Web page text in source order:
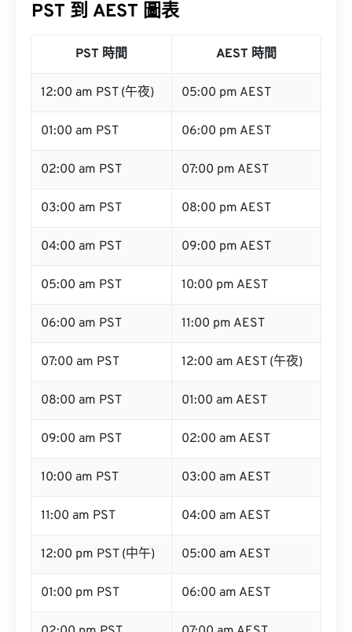
PST 到 AEST 圖表
PST 時間 AEST 時間
12:00 am PST (午夜) 05:00 pm AEST
01:00 am PST 06:00 pm AEST
02:00 am PST 07:00 pm AEST
03:00 am PST 08:00 pm AEST
04:00 am PST 09:00 pm AEST
05:00 am PST 10:00 pm AEST
06:00 am PST 11:00 pm AEST
07:00 am PST 12:00 am AEST (午夜)
08:00 am PST 01:00 am AEST
09:00 am PST 02:00 am AEST
10:00 am PST 03:00 am AEST
11:00 am PST 04:00 am AEST
12:00 pm PST (中午) 05:00 am AEST
01:00 pm PST 06:00 am AEST